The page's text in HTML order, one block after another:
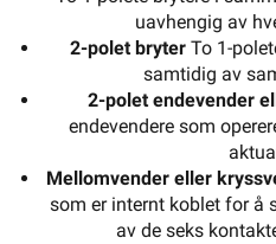
uavhengig av
2-polet bryterTo 1-
samtidig av
2-polet endevender
endevendere som
Mellomvender eller
som er internt koblet for å
av de seks